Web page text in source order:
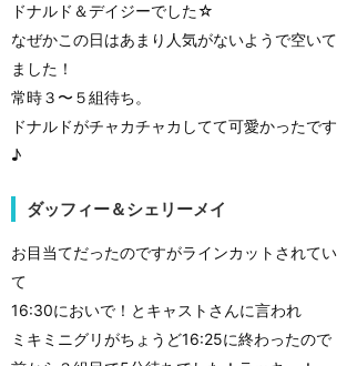
ドナルド＆デイジーでした☆
なぜかこの日はあまり人気がないようで空いて
ました！
常時３〜５組待ち。
ドナルドがチャカチャカしてて可愛かったです
♪
ダッフィー＆シェリーメイ
お目当てだったのですがラインカットされてい
て
16:30においで！とキャストさんに言われ
ミキミニグリがちょうど16:25に終わったので